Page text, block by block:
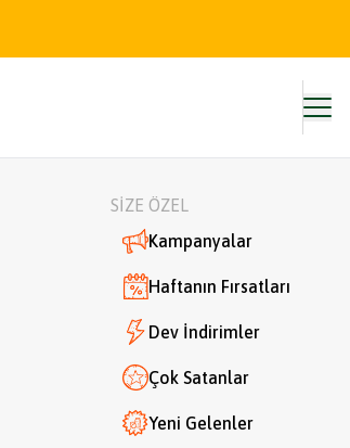
SİZE ÖZEL
Kampanyalar
Haftanın Fırsatları
Dev İndirimler
Çok Satanlar
Yeni Gelenler